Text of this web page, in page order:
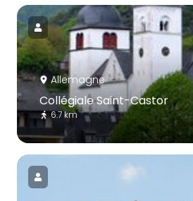
Allemagne
Collégiale Saint-Castor
6.7 km